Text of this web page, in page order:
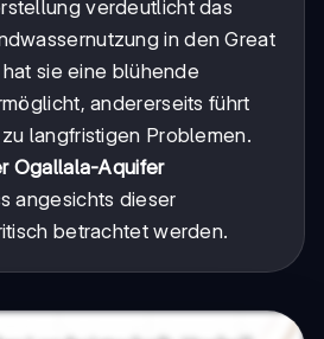
verdeutlicht das
in den Great
sie eine blühende
andererseits führt
langfristigen Problemen.
Ogallala-Aquifer
angesichts dieser
betrachtet werden.